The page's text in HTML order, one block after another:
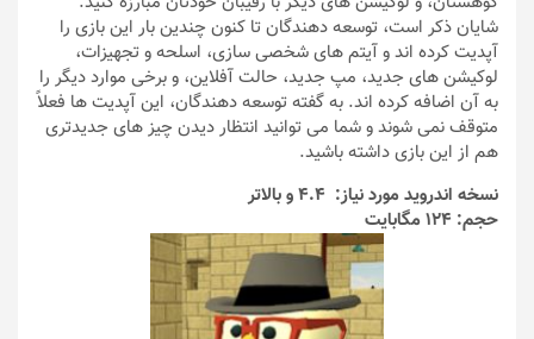
شایان ذکر است، توسعه دهندگان تا کنون چندین بار این بازی را
آپدیت کرده اند و آیتم های شخصی سازی، اسلحه و تجهیزات،
لوکیشن های جدید، مپ جدید، حالت آفلاین، و برخی موارد دیگر را
به آن اضافه کرده اند. به گفته توسعه دهندگان، این آپدیت ها فعلاً
متوقف نمی شوند و شما می توانید انتظار دیدن چیز های جدیدتری
هم از این بازی داشته باشید.
نسخه اندروید مورد نیاز: 4.4 و بالاتر
حجم: 124 مگابایت